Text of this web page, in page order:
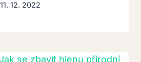
11. 12. 2022